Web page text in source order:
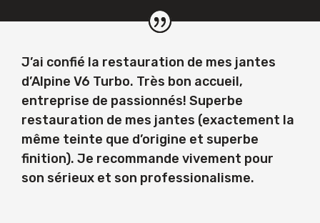
J’ai confié la restauration de mes jantes
d’Alpine V6 Turbo. Très bon accueil,
entreprise de passionnés! Superbe
restauration de mes jantes (exactement la
même teinte que d’origine et superbe
finition). Je recommande vivement pour
son sérieux et son professionalisme.